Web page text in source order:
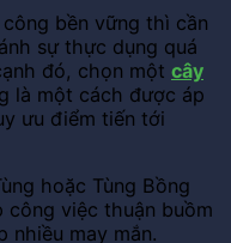
bền vững thì cần
sự thực dụng quá
đó, chọn một cây
là một cách được áp
ưu điểm tiến tới
hoặc Tùng Bồng
công việc thuận buồm
nhiều may mắn.